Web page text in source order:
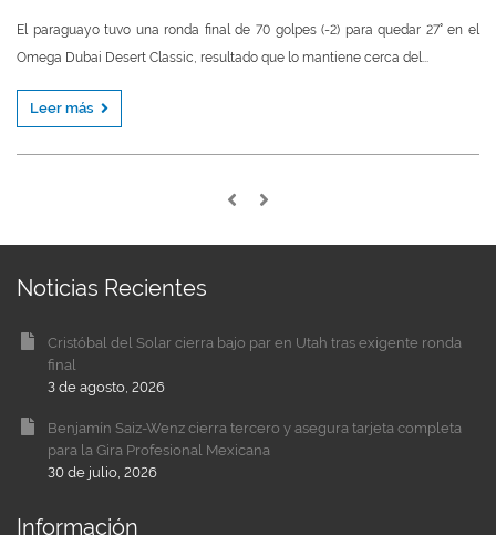
El paraguayo tuvo una ronda final de 70 golpes (-2) para quedar 27° en el
Omega Dubai Desert Classic, resultado que lo mantiene cerca del...
Leer más
Noticias Recientes
Cristóbal del Solar cierra bajo par en Utah tras exigente ronda
final
3 de agosto, 2026
Benjamín Saiz-Wenz cierra tercero y asegura tarjeta completa
para la Gira Profesional Mexicana
30 de julio, 2026
Información